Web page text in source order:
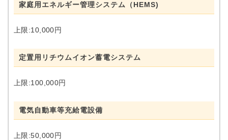
家庭用エネルギー管理システム（HEMS)
上限:10,000円
定置用リチウムイオン蓄電システム
上限:100,000円
電気自動車等充給電設備
上限:50,000円